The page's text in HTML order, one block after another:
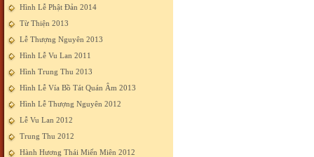
Hình Lễ Phật Đản 2014
Từ Thiện 2013
Lễ Thượng Nguyên 2013
Hình Lễ Vu Lan 2011
Hình Trung Thu 2013
Hình Lễ Vía Bồ Tát Quán Âm 2013
Hình Lễ Thượng Nguyên 2012
Lễ Vu Lan 2012
Trung Thu 2012
Hành Hương Thái Miến Miên 2012